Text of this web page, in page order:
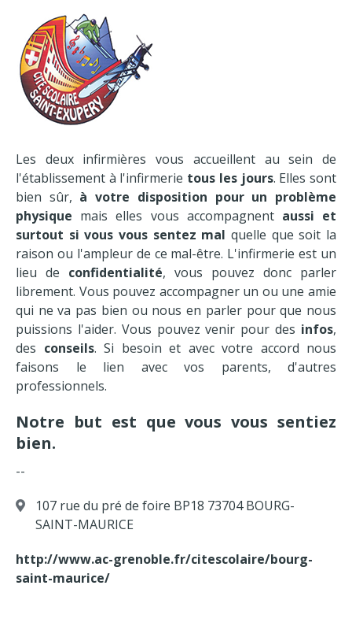
Les deux infirmières vous accueillent au sein de
l'établissement à l'infirmerie tous les jours. Elles sont
bien sûr, à votre disposition pour un problème
physique mais elles vous accompagnent aussi et
surtout si vous vous sentez mal quelle que soit la
raison ou l'ampleur de ce mal-être. L'infirmerie est un
lieu de confidentialité, vous pouvez donc parler
librement. Vous pouvez accompagner un ou une amie
qui ne va pas bien ou nous en parler pour que nous
puissions l'aider. Vous pouvez venir pour des infos,
des conseils. Si besoin et avec votre accord nous
faisons le lien avec vos parents, d'autres
professionnels.
Notre but est que vous vous sentiez
bien.
--
107 rue du pré de foire BP18 73704 BOURG-
SAINT-MAURICE
http://www.ac-grenoble.fr/citescolaire/bourg-
saint-maurice/